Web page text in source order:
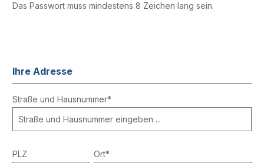
Das Passwort muss mindestens 8 Zeichen lang sein.
Ihre Adresse
Straße und Hausnummer*
PLZ Ort*